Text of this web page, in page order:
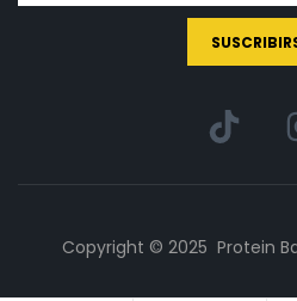
Copyright © 2025 Protein